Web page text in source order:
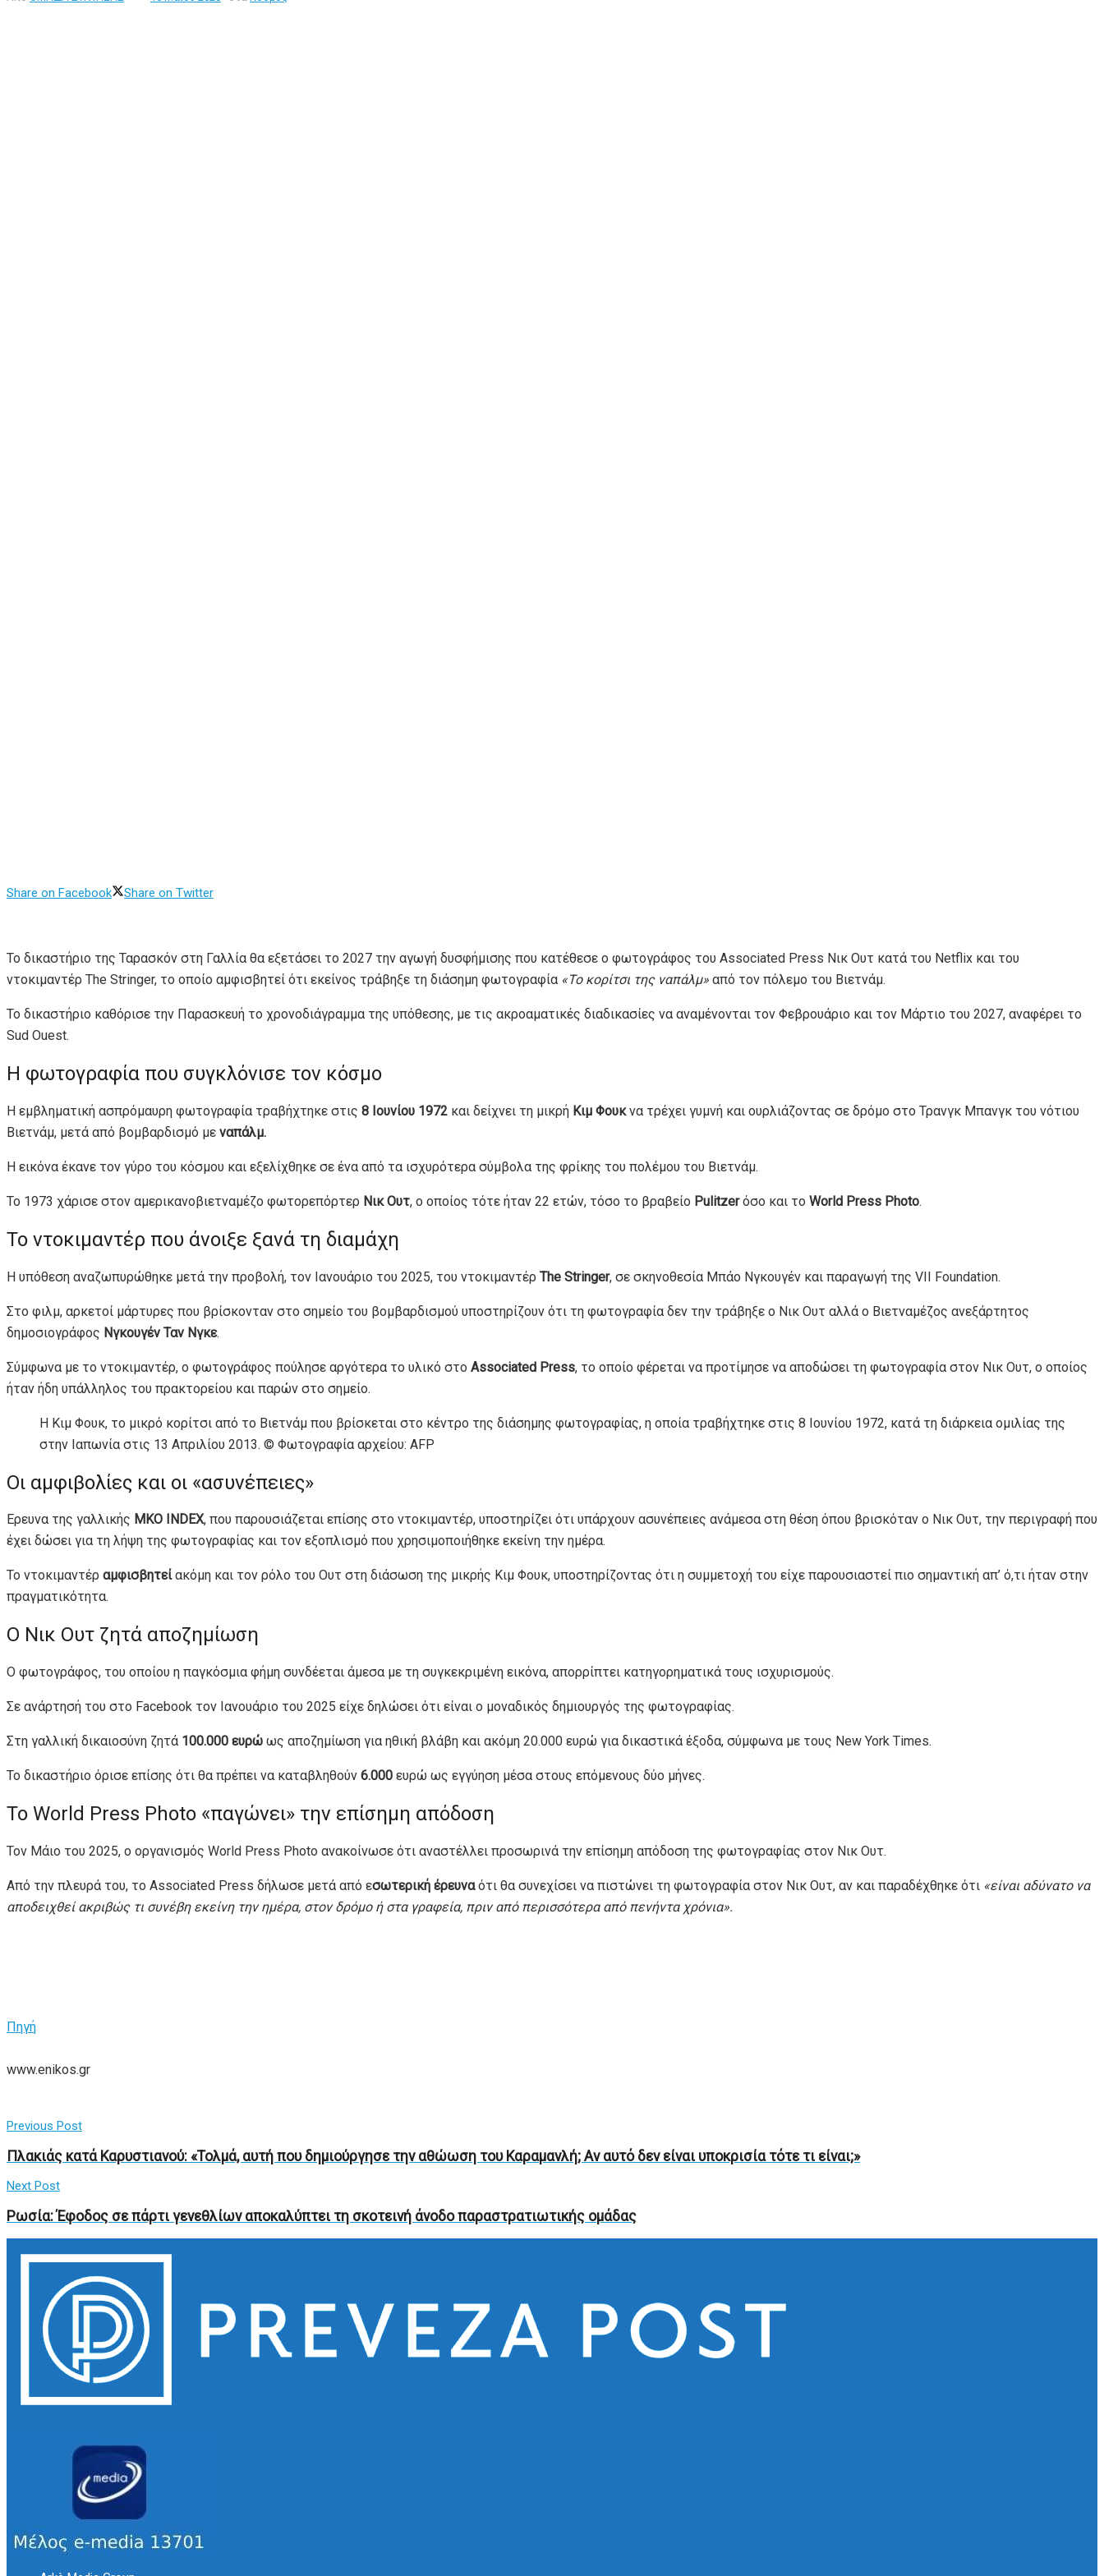
Share on Facebook Share on Twitter
Το δικαστήριο της Ταρασκόν στη Γαλλία θα εξετάσει το 2027 την αγωγή δυσφήμισης που κατέθεσε ο φωτογράφος του Associated Press Νικ Ουτ κατά του Netflix και του
ντοκιμαντέρ The Stringer, το οποίο αμφισβητεί ότι εκείνος τράβηξε τη διάσημη φωτογραφία «Το κορίτσι της ναπάλμ» από τον πόλεμο του Βιετνάμ.
Το δικαστήριο καθόρισε την Παρασκευή το χρονοδιάγραμμα της υπόθεσης, με τις ακροαματικές διαδικασίες να αναμένονται τον Φεβρουάριο και τον Μάρτιο του 2027, αναφέρει το
Sud Ouest.
Η φωτογραφία που συγκλόνισε τον κόσμο
Η εμβληματική ασπρόμαυρη φωτογραφία τραβήχτηκε στις 8 Ιουνίου 1972 και δείχνει τη μικρή Κιμ Φουκνα τρέχει γυμνή και ουρλιάζοντας σε δρόμο στο Τρανγκ Μπανγκ του νότιου
Βιετνάμ, μετά από βομβαρδισμό με ναπάλμ.
Η εικόνα έκανε τον γύρο του κόσμου και εξελίχθηκε σε ένα από τα ισχυρότερα σύμβολα της φρίκης του πολέμου του Βιετνάμ.
Το 1973 χάρισε στον αμερικανοβιετναμέζο φωτορεπόρτερ Νικ Ουτ, ο οποίος τότε ήταν 22 ετών, τόσο το βραβείο Pulitzerόσο και το World Press Photo.
Το ντοκιμαντέρ που άνοιξε ξανά τη διαμάχη
Η υπόθεση αναζωπυρώθηκε μετά την προβολή, τον Ιανουάριο του 2025, του ντοκιμαντέρ The Stringer, σε σκηνοθεσία Μπάο Νγκουγέν και παραγωγή της VII Foundation.
Στο φιλμ, αρκετοί μάρτυρες που βρίσκονταν στο σημείο του βομβαρδισμού υποστηρίζουν ότι τη φωτογραφία δεν την τράβηξε ο Νικ Ουτ αλλά ο Βιετναμέζος ανεξάρτητος
δημοσιογράφος Νγκουγέν Ταν Νγκε.
Σύμφωνα με το ντοκιμαντέρ, ο φωτογράφος πούλησε αργότερα το υλικό στο Associated Press, το οποίο φέρεται να προτίμησε να αποδώσει τη φωτογραφία στον Νικ Ουτ, ο οποίος
ήταν ήδη υπάλληλος του πρακτορείου και παρών στο σημείο.
Η Κιμ Φουκ, το μικρό κορίτσι από το Βιετνάμ που βρίσκεται στο κέντρο της διάσημης φωτογραφίας, η οποία τραβήχτηκε στις 8 Ιουνίου 1972, κατά τη διάρκεια ομιλίας της
στην Ιαπωνία στις 13 Απριλίου 2013. © Φωτογραφία αρχείου: AFP
Οι αμφιβολίες και οι «ασυνέπειες»
Ερευνα της γαλλικής ΜΚΟ INDEX, που παρουσιάζεται επίσης στο ντοκιμαντέρ, υποστηρίζει ότι υπάρχουν ασυνέπειες ανάμεσα στη θέση όπου βρισκόταν ο Νικ Ουτ, την περιγραφή που
έχει δώσει για τη λήψη της φωτογραφίας και τον εξοπλισμό που χρησιμοποιήθηκε εκείνη την ημέρα.
Το ντοκιμαντέρ αμφισβητείακόμη και τον ρόλο του Ουτ στη διάσωση της μικρής Κιμ Φουκ, υποστηρίζοντας ότι η συμμετοχή του είχε παρουσιαστεί πιο σημαντική απ’ ό,τι ήταν στην
πραγματικότητα.
Ο Νικ Ουτ ζητά αποζημίωση
Ο φωτογράφος, του οποίου η παγκόσμια φήμη συνδέεται άμεσα με τη συγκεκριμένη εικόνα, απορρίπτει κατηγορηματικά τους ισχυρισμούς.
Σε ανάρτησή του στο Facebook τον Ιανουάριο του 2025 είχε δηλώσει ότι είναι ο μοναδικός δημιουργός της φωτογραφίας.
Στη γαλλική δικαιοσύνη ζητά 100.000 ευρώ ως αποζημίωση για ηθική βλάβη και ακόμη 20.000 ευρώ για δικαστικά έξοδα, σύμφωνα με τους New York Times.
Το δικαστήριο όρισε επίσης ότι θα πρέπει να καταβληθούν 6.000 ευρώ ως εγγύηση μέσα στους επόμενους δύο μήνες.
Το World Press Photo «παγώνει» την επίσημη απόδοση
Τον Μάιο του 2025, ο οργανισμός World Press Photo ανακοίνωσε ότι αναστέλλει προσωρινά την επίσημη απόδοση της φωτογραφίας στον Νικ Ουτ.
Από την πλευρά του, το Associated Press δήλωσε μετά από εσωτερική έρευναότι θα συνεχίσει να πιστώνει τη φωτογραφία στον Νικ Ουτ, αν και παραδέχθηκε ότι «είναι αδύνατο να
αποδειχθεί ακριβώς τι συνέβη εκείνη την ημέρα, στον δρόμο ή στα γραφεία, πριν από περισσότερα από πενήντα χρόνια».
Πηγή
www.enikos.gr
Previous Post
Πλακιάς κατά Καρυστιανού: «Τολμά, αυτή που δημιούργησε την αθώωση του Καραμανλή; Αν αυτό δεν είναι υποκρισία τότε τι είναι;»
Next Post
Ρωσία: Έφοδος σε πάρτι γενεθλίων αποκαλύπτει τη σκοτεινή άνοδο παραστρατιωτικής ομάδας